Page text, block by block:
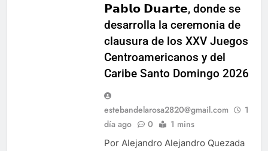
𝗣𝗮𝗯𝗹𝗼 𝗗𝘂𝗮𝗿𝘁𝗲, donde se
desarrolla la ceremonia de
clausura de los XXV Juegos
Centroamericanos y del
Caribe Santo Domingo 2026
estebandelarosa2820@gmail.com
1
día ago
0 1 mins
Por Alejandro Alejandro Quezada